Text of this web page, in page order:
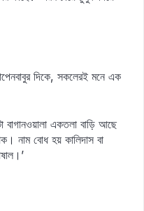
দিকে, সকলেরই মনে এক
বাগানওয়ালা একতলা বাড়ি আছে
নাম বোধ হয় কালিদাস বা